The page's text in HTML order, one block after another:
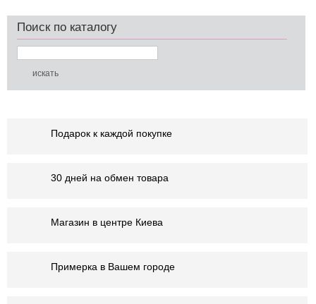
Поиск по каталогу
Подарок к каждой покупке
30 дней на обмен товара
Магазин в центре Киева
Примерка в Вашем городе